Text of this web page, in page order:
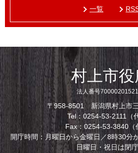
一覧
村上市役
法人番号
〒958-8501 新潟県村上市
Tel：0254-53-2111（
Fax：0254-53-3840（
開庁時間：月曜日から金曜日／8時30分
日曜日・祝日は閉